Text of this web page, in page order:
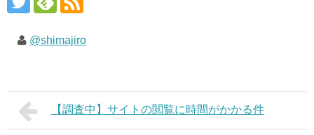
@shimajiro
【調査中】サイトの閲覧に時間がかかる件